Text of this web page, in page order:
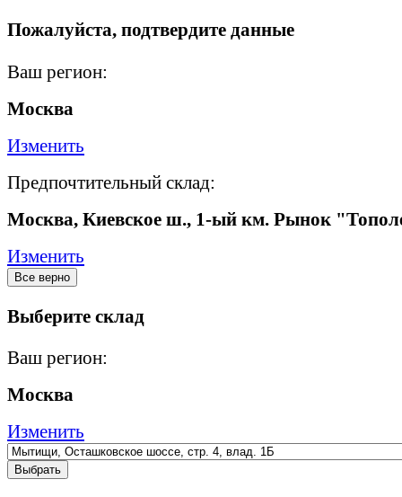
Пожалуйста, подтвердите данные
Ваш регион:
Москва
Изменить
Предпочтительный склад:
Москва, Киевское ш., 1-ый км. Рынок
Изменить
Все верно
Выберите склад
Ваш регион:
Москва
Изменить
Выбрать